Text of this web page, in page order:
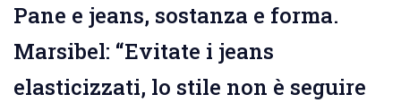
moda
Pane e jeans, sostanza e forma.
Marsibel: “Evitate i jeans
elasticizzati, lo stile non è seguire